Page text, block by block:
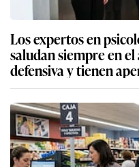
Los expertos en
saludan siempre en
defensiva y tienen